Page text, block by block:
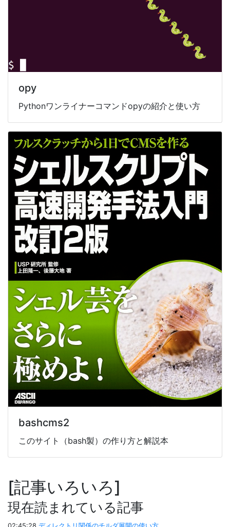
opy
Pythonワンライナーコマンドopyの紹介と使い方
bashcms2
このサイト（bash製）の作り方と解説本
記事いろいろ
現在読まれている記事